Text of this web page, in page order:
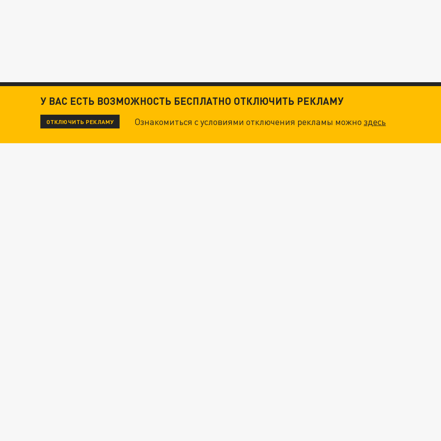
У ВАС ЕСТЬ ВОЗМОЖНОСТЬ БЕСПЛАТНО ОТКЛЮЧИТЬ РЕКЛАМУ
ОТКЛЮЧИТЬ РЕКЛАМУ Ознакомиться с условиями отключения рекламы можноздесь